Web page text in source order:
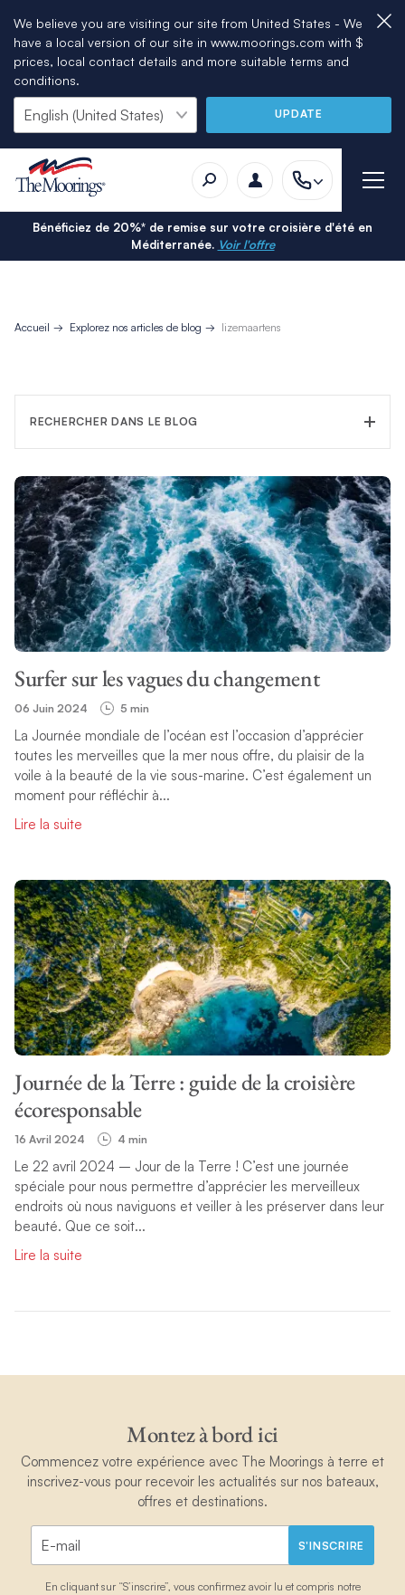
We believe you are visiting our site from United States - We
have a local version of our site in www.moorings.com with $
prices, local contact details and more suitable terms and
conditions.
UPDATE
Bénéficiez de 20%* de remise sur votre croisière d'été en
Méditerranée. Voir l'offre
Accueil Explorez nos articles de blog lizemaartens
Surfer sur les vagues du changement
06 Juin 2024 5 min
La Journée mondiale de l’océan est l’occasion d’apprécier
toutes les merveilles que la mer nous offre, du plaisir de la
voile à la beauté de la vie sous-marine. C’est également un
moment pour réfléchir à...
Lire la suite
Journée de la Terre : guide de la croisière
écoresponsable
16 Avril 2024 4 min
Le 22 avril 2024 – Jour de la Terre ! C’est une journée
spéciale pour nous permettre d’apprécier les merveilleux
endroits où nous naviguons et veiller à les préserver dans leur
beauté. Que ce soit...
Lire la suite
RECHERCHER DANS LE BLOG
FILTRER LA CATÉGORIE
SUJET
RECHERCHE
Montez à bord ici
Commencez votre expérience avec The Moorings à terre et
inscrivez-vous pour recevoir les actualités sur nos bateaux,
offres et destinations.
S'INSCRIRE
En cliquant sur “S’inscrire”, vous confirmez avoir lu et compris notre